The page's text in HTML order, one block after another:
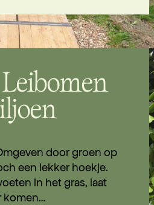
door groen op
een lekker hoekje.
in het gras, laat
komen…